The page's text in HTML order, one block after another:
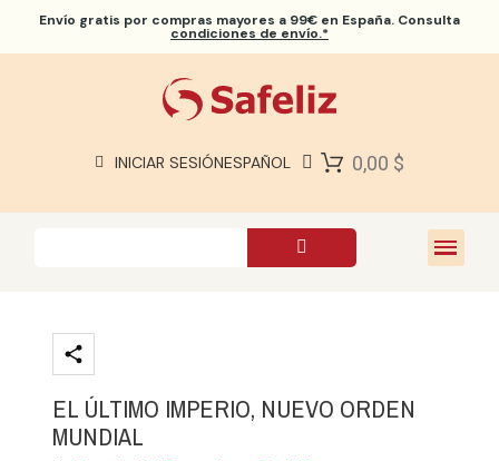
Envío gratis por compras mayores a 99€ en España. Consulta
condiciones de envío.*
INICIAR SESIÓNESPAÑOL 0,00 $
EL ÚLTIMO IMPERIO, NUEVO ORDEN
MUNDIAL